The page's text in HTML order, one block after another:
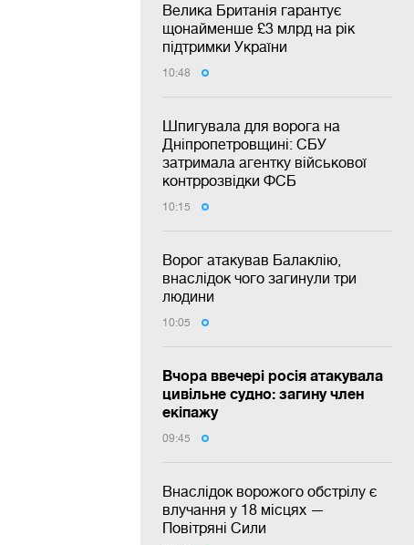
Велика Британія гарантує
щонайменше £3 млрд на рік
підтримки України
10:48
Шпигувала для ворога на
Дніпропетровщині: СБУ
затримала агентку військової
контррозвідки ФСБ
10:15
Ворог атакував Балаклію,
внаслідок чого загинули три
людини
10:05
Вчора ввечері росія атакувала
цивільне судно: загину член
екіпажу
09:45
Внаслідок ворожого обстрілу є
влучання у 18 місцях —
Повітряні Сили